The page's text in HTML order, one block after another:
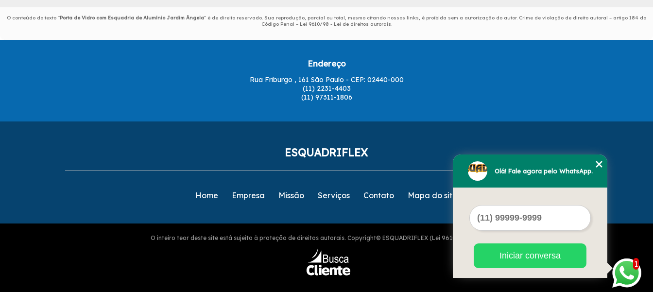
O conteúdo do texto "Porta de Vidro com Esquadria de Alumínio Jardim Ângela" é de direito reservado. Sua reprodução, parcial ou total, mesmo citando nossos links, é proibida sem a autorização do autor. Crime de violação de direito autoral – artigo 184 do
Código Penal – Lei 9610/98 - Lei de direitos autorais.
Endereço
Rua Friburgo , 161 São Paulo - CEP: 02440-000
(11) 2231-4403
(11) 97311-1806
ESQUADRIFLEX
Home Empresa Missão Serviços Contato Mapa do site
O inteiro teor deste site está sujeito à proteção de direitos autorais. Copyright© ESQUADRIFLEX (Lei 9610 de 19/02/1998)
1
Olá! Fale agora pelo WhatsApp.
Iniciar conversa